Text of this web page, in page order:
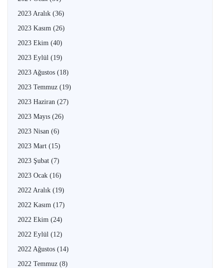
2023 Aralık (36)
2023 Kasım (26)
2023 Ekim (40)
2023 Eylül (19)
2023 Ağustos (18)
2023 Temmuz (19)
2023 Haziran (27)
2023 Mayıs (26)
2023 Nisan (6)
2023 Mart (15)
2023 Şubat (7)
2023 Ocak (16)
2022 Aralık (19)
2022 Kasım (17)
2022 Ekim (24)
2022 Eylül (12)
2022 Ağustos (14)
2022 Temmuz (8)